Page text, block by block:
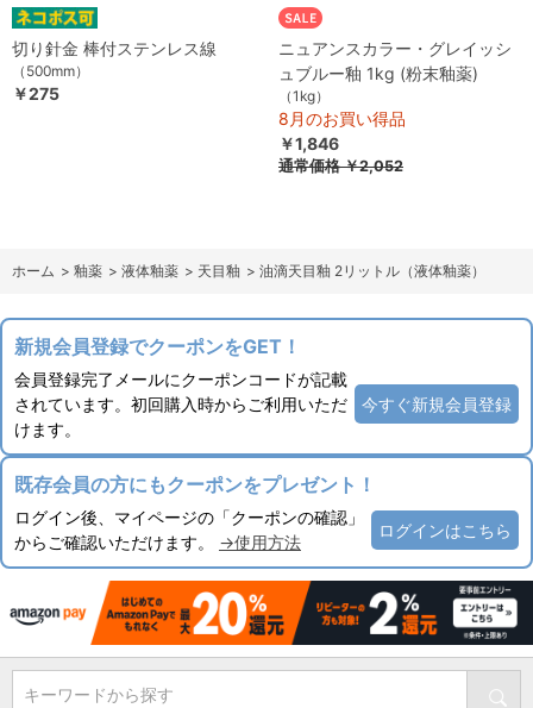
切り針金 棒付ステンレス線
（500mm）
￥275
ニュアンスカラー・グレイッシ
ュブルー釉 1kg (粉末釉薬)
（1kg）
8月のお買い得品
￥1,846
通常価格￥2,052
ホーム > 釉薬 > 液体釉薬 > 天目釉 > 油滴天目釉 2リットル（液体釉薬）
新規会員登録でクーポンをGET！
会員登録完了メールにクーポンコードが記載
されています。初回購入時からご利用いただ
けます。
今すぐ新規会員登録
既存会員の方にもクーポンをプレゼント！
ログイン後、マイページの「クーポンの確認」
からご確認いただけます。 →使用方法
ログインはこちら
キーワードから探す